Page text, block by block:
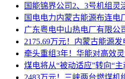
国能锦界公司2、3号机组灵
国电电力内蒙古能源布连电
广东粤电中山热电厂有限公
2175.69万元！内蒙古能源
牵头重组3年！华能对高效
煤电将从“被动适应”转向“主
2483万元！三峡两台燃煤